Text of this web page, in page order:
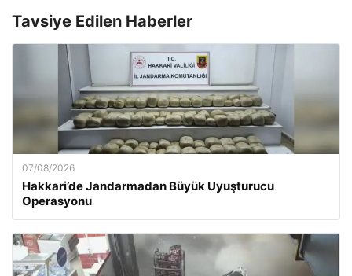
Tavsiye Edilen Haberler
07/08/2026
Hakkari’de Jandarmadan Büyük Uyuşturucu
Operasyonu